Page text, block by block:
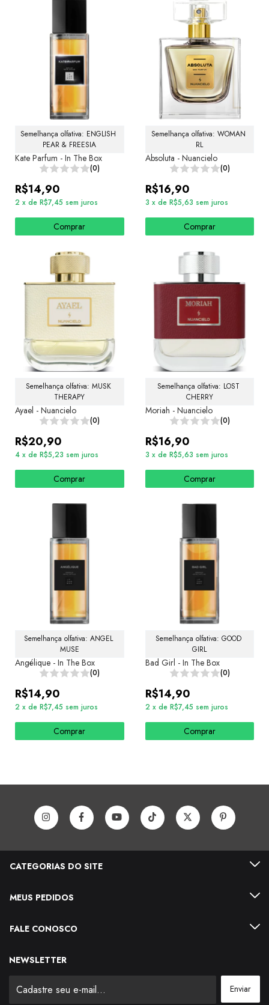
Semelhança olfativa: ENGLISH
PEAR & FREESIA
Kate Parfum - In The Box
(0)
R$14,90
2 x de R$7,45 sem juros
Comprar
Semelhança olfativa: WOMAN
RL
Absoluta - Nuancielo
(0)
R$16,90
3 x de R$5,63 sem juros
Comprar
Semelhança olfativa: MUSK
THERAPY
Ayael - Nuancielo
(0)
R$20,90
4 x de R$5,23 sem juros
Comprar
Semelhança olfativa: LOST
CHERRY
Moriah - Nuancielo
(0)
R$16,90
3 x de R$5,63 sem juros
Comprar
Semelhança olfativa: ANGEL
MUSE
Angélique - In The Box
(0)
R$14,90
2 x de R$7,45 sem juros
Comprar
Semelhança olfativa: GOOD
GIRL
Bad Girl - In The Box
(0)
R$14,90
2 x de R$7,45 sem juros
Comprar
CATEGORIAS DO SITE
MEUS PEDIDOS
FALE CONOSCO
NEWSLETTER